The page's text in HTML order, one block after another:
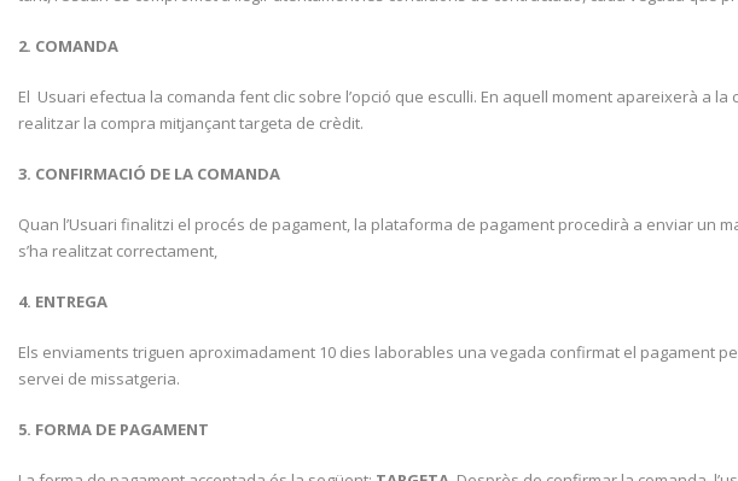
2. COMANDA
El Usuari efectua la comanda fent clic sobre l’opció que esculli. En aquell moment apareixerà a la
realitzar la compra mitjançant targeta de crèdit.
3. CONFIRMACIÓ DE LA COMANDA
Quan l’Usuari finalitzi el procés de pagament, la plataforma de pagament procedirà a enviar
s’ha realitzat correctament,
4. ENTREGA
Els enviaments triguen aproximadament 10 dies laborables una vegada confirmat el pagament
servei de missatgeria.
5. FORMA DE PAGAMENT